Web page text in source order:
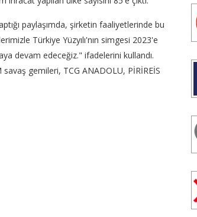
paylaşımda, şirketin faaliyetlerinde bu
Türkiye Yüzyılı'nın simgesi 2023'e
devam edeceğiz." ifadelerini kullandı.
gemileri, TCG ANADOLU, PİRİREİS